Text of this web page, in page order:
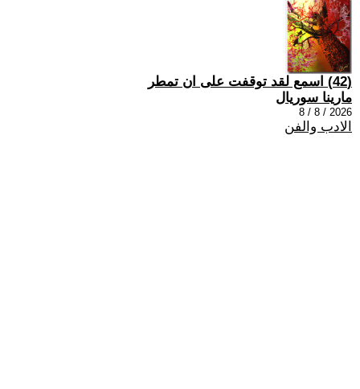
(42) اسمع لقد توقفت على ان تمطر
مارينا سوريال
2026 / 8 / 8
الادب والفن